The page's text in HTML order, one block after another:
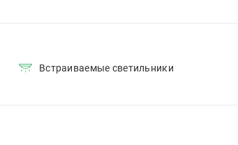
Встраиваемые светильники